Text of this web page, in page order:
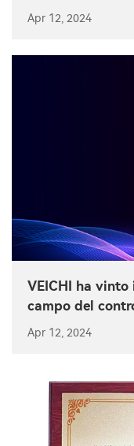
Apr 12, 2024
VEICHI ha vinto
campo del
Apr 12, 2024